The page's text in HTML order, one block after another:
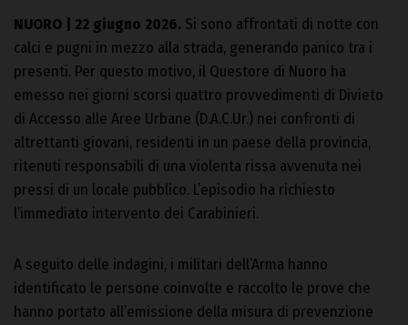
NUORO | 22 giugno 2026. Si sono affrontati di notte con
calci e pugni in mezzo alla strada, generando panico tra i
presenti. Per questo motivo, il Questore di Nuoro ha
emesso nei giorni scorsi quattro provvedimenti di Divieto
di Accesso alle Aree Urbane (D.A.C.Ur.) nei confronti di
altrettanti giovani, residenti in un paese della provincia,
ritenuti responsabili di una violenta rissa avvenuta nei
pressi di un locale pubblico. L’episodio ha richiesto
l’immediato intervento dei Carabinieri.
A seguito delle indagini, i militari dell’Arma hanno
identificato le persone coinvolte e raccolto le prove che
hanno portato all’emissione della misura di prevenzione